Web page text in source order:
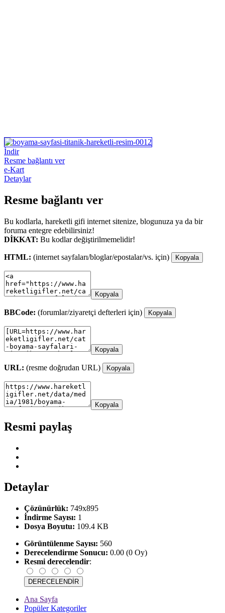
İndir
Resme bağlantı ver
e-Kart
Detaylar
Resme bağlantı ver
Bu kodlarla, hareketli gifi internet sitenize, blogunuza ya da bir
foruma entegre edebilirsiniz!
DİKKAT: Bu kodlar değiştirilmemelidir!
HTML: (internet sayfaları/bloglar/epostalar/vs. için) Kopyala
Kopyala
BBCode: (forumlar/ziyaretçi defterleri için) Kopyala
Kopyala
URL: (resme doğrudan URL) Kopyala
Kopyala
Resmi paylaş
Detaylar
Çözünürlük: 749x895
İndirme Sayısı: 1
Dosya Boyutu: 109.4 KB
Görüntülenme Sayısı: 560
Derecelendirme Sonucu: 0.00 (0 Oy)
Resmi derecelendir:
Ana Sayfa
Popüler Kategoriler